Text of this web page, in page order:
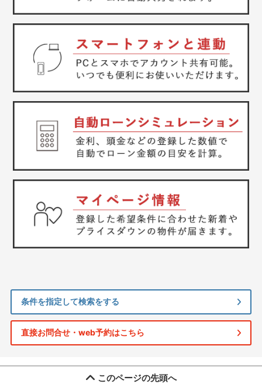
条件を指定して検索をする
直接お問合せ・web予約はこちら
このページの先頭へ